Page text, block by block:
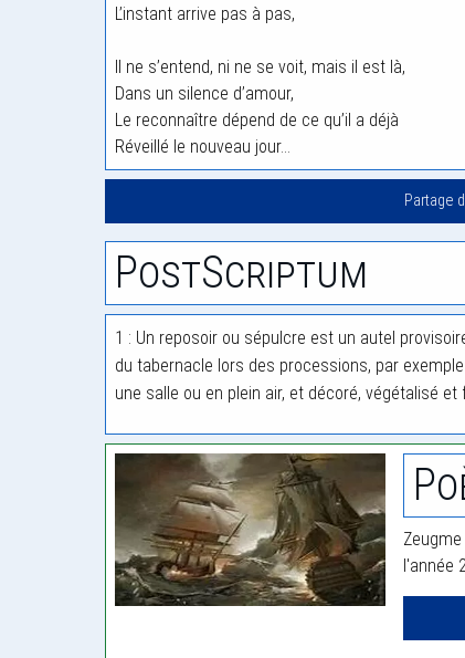
L’instant arrive pas à pas,
Il ne s’entend, ni ne se voit, mais il est là,
Dans un silence d’amour,
Le reconnaître dépend de ce qu’il a déjà
Réveillé le nouveau jour…
Partage
PostScriptum
1 : Un reposoir ou sépulcre est un autel
du tabernacle lors des processions, par
une salle ou en plein air, et décoré, végétalisé et
l'année